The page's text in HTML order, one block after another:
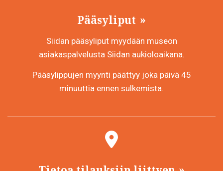
Pääsyliput
Siidan pääsyliput myydään museon
asiakaspalvelusta Siidan aukioloaikana.
Pääsylippujen myynti päättyy joka päivä 45
minuuttia ennen sulkemista.